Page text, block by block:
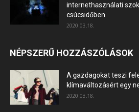
internethasználati
csúcsidőben
2020.03.18.
NÉPSZERŰ HOZZÁSZÓLÁSOK
A gazdagokat teszi
klímaváltozásért egy
2020.03.18.